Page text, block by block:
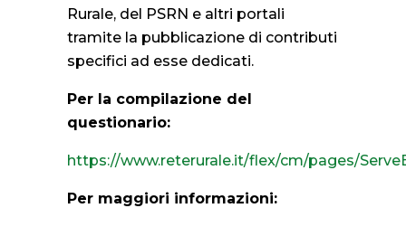
Rurale, del PSRN e altri portali
tramite la pubblicazione di contributi
specifici ad esse dedicati.
Per la compilazione del
questionario:
https://www.reterurale.it/flex/cm/pages/
Per maggiori informazioni: